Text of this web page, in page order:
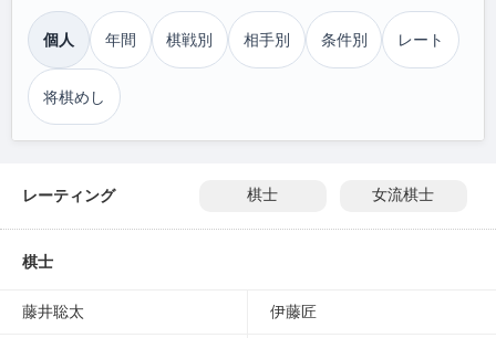
個人 年間 棋戦別 相手別 条件別 レート
将棋めし
レーティング 棋士 女流棋士
棋士
藤井聡太 伊藤匠